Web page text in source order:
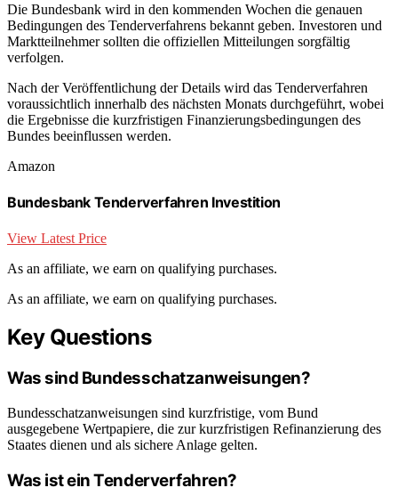
Die Bundesbank wird in den kommenden Wochen die genauen
Bedingungen des Tenderverfahrens bekannt geben. Investoren und
Marktteilnehmer sollten die offiziellen Mitteilungen sorgfältig
verfolgen.
Nach der Veröffentlichung der Details wird das Tenderverfahren
voraussichtlich innerhalb des nächsten Monats durchgeführt, wobei
die Ergebnisse die kurzfristigen Finanzierungsbedingungen des
Bundes beeinflussen werden.
Amazon
Bundesbank Tenderverfahren Investition
View Latest Price
As an affiliate, we earn on qualifying purchases.
As an affiliate, we earn on qualifying purchases.
Key Questions
Was sind Bundesschatzanweisungen?
Bundesschatzanweisungen sind kurzfristige, vom Bund
ausgegebene Wertpapiere, die zur kurzfristigen Refinanzierung des
Staates dienen und als sichere Anlage gelten.
Was ist ein Tenderverfahren?